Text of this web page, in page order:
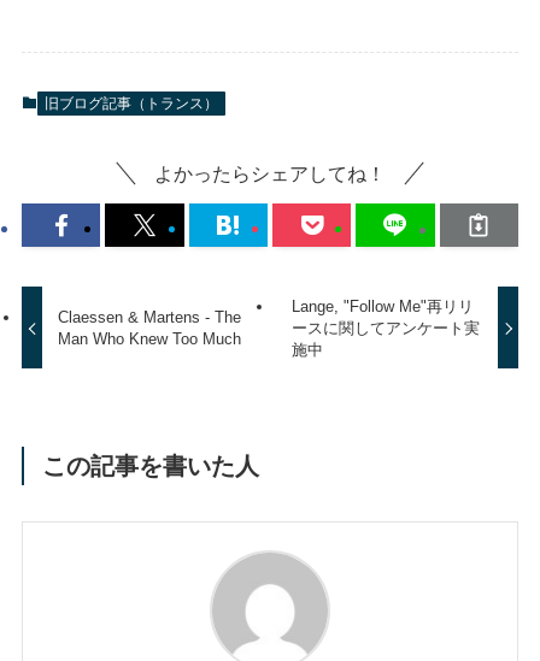
旧ブログ記事（トランス）
よかったらシェアしてね！
Claessen & Martens - The
Man Who Knew Too Much
Lange, "Follow Me"再リリ
ースに関してアンケート実
施中
この記事を書いた人